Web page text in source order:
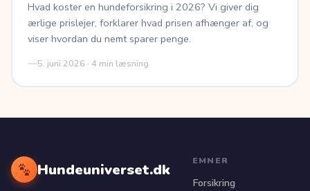
Hvad koster en hundeforsikring i 2026? Vi giver dig
ærlige prislejer, forklarer hvad prisen afhænger af, og
viser hvordan du nemt sparer penge.
5. juni 2026 · 4 min læsning
Hundeuniverset.dk EMNER
Forsikring